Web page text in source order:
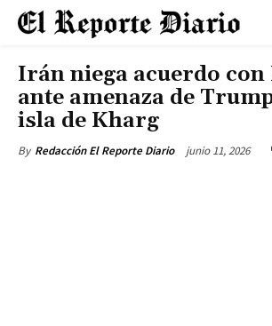
Irán niega acuerdo con
ante amenaza de
isla de Kharg
By Redacción El Reporte Diario junio 11, 2026